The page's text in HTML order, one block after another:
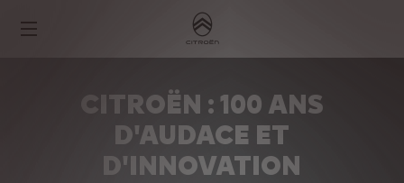
CITROËN : 100 ANS
D'AUDACE ET
D'INNOVATION